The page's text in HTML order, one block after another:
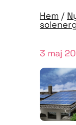
Hem /
3 maj